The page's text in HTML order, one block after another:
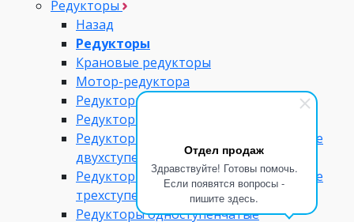
Отдел продаж
Здравствуйте! Готовы помочь.
Если появятся вопросы -
пишите здесь.
Редукторы
Назад
Редукторы
Крановые редукторы
Мотор-редуктора
Редукторы двухступенчатые
Редукторы для станков-качалок
Редукторы коническо-цилиндрические
двухступенчатые
Редукторы коническо-цилиндрические
трехступенчатые
Редукторы одноступенчатые